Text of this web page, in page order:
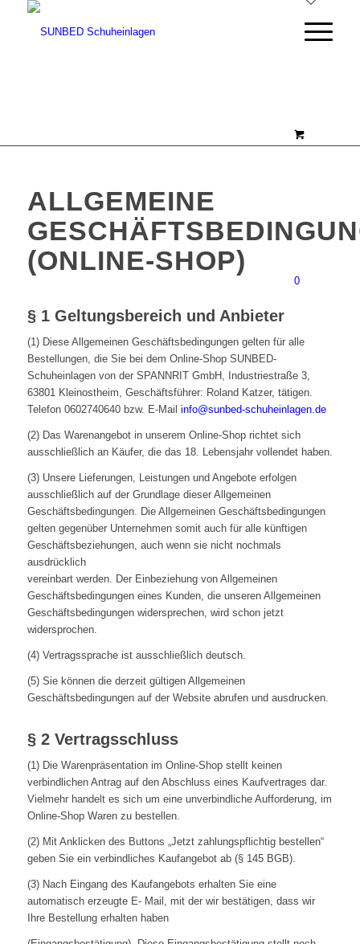
0
ALLGEMEINE
(ONLINE-SHOP)
§ 1 Geltungsbereich und Anbieter
(1) Diese Allgemeinen Geschäftsbedingungen gelten für alle
Bestellungen, die Sie bei dem Online-Shop SUNBED-
Schuheinlagen von der SPANNRIT GmbH, Industriestraße 3,
63801 Kleinostheim, Geschäftsführer: Roland Katzer, tätigen.
Telefon 0602740640 bzw. E-Mail info@sunbed-schuheinlagen.de
(2) Das Warenangebot in unserem Online-Shop richtet sich
ausschließlich an Käufer, die das 18. Lebensjahr vollendet haben.
(3) Unsere Lieferungen, Leistungen und Angebote erfolgen
ausschließlich auf der Grundlage dieser Allgemeinen
Geschäftsbedingungen. Die Allgemeinen Geschäftsbedingungen
gelten gegenüber Unternehmen somit auch für alle künftigen
Geschäftsbeziehungen, auch wenn sie nicht nochmals
ausdrücklich
vereinbart werden. Der Einbeziehung von Allgemeinen
Geschäftsbedingungen eines Kunden, die unseren Allgemeinen
Geschäftsbedingungen widersprechen, wird schon jetzt
widersprochen.
(4) Vertragssprache ist ausschließlich deutsch.
(5) Sie können die derzeit gültigen Allgemeinen
Geschäftsbedingungen auf der Website abrufen und ausdrucken.
§ 2 Vertragsschluss
(1) Die Warenpräsentation im Online-Shop stellt keinen
verbindlichen Antrag auf den Abschluss eines Kaufvertrages dar.
Vielmehr handelt es sich um eine unverbindliche Aufforderung, im
Online-Shop Waren zu bestellen.
(2) Mit Anklicken des Buttons „Jetzt zahlungspflichtig bestellen“
geben Sie ein verbindliches Kaufangebot ab (§ 145 BGB).
(3) Nach Eingang des Kaufangebots erhalten Sie eine
automatisch erzeugte E- Mail, mit der wir bestätigen, dass wir
Ihre Bestellung erhalten haben